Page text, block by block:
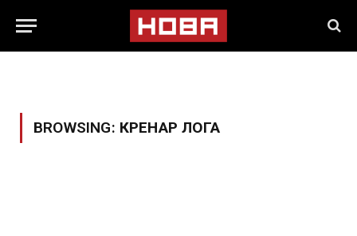
BROWSING: КРЕНАР ЛОГА